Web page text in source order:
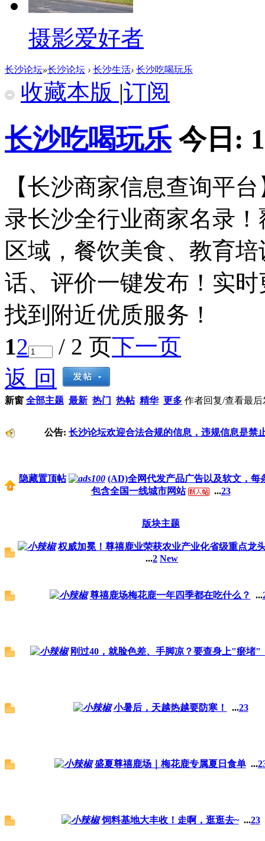
摄影爱好者
长沙论坛»长沙论坛 › 长沙生活› 长沙吃喝玩乐
收藏本版 |订阅
长沙吃喝玩乐 今日:
【长沙商家信息查询平
录长沙全行业商家名录
区域，餐饮美食、教育
话、评价一键发布！实
找到附近优质服务！
12 / 2 页下一页
返 回
新窗 全部主题 最新 热门 热帖 精华 更多 作者回复/查看最后
公告: 长沙论坛欢迎合法合规的信息，违规信息是禁
隐藏置顶帖
(AD)全网代发产品广告以及软文，每
包含全国一线城市网站
...23
版块主题
权威加冕！尊禧鹿业荣获农业产业化省级重点龙
...2 New
尊禧鹿场梅花鹿一年四季都在吃什么？ ...
刚过40，就脸色差、手脚凉？要查身上"瘀堵"
小暑后，天越热越要防寒！ ...23
盛夏尊禧鹿场｜梅花鹿专属夏日食单 ...2
饲料基地大丰收！走啊，逛逛去~ ...23